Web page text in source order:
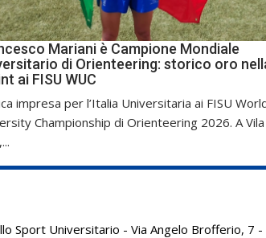
Mariani è Campione Mondiale
di Orienteering: storico oro
ai FISU WUC
impresa per l’Italia Universitaria ai FISU
Championship di Orienteering 2026. A Vila
Sport Universitario - Via Angelo Brofferio, 7